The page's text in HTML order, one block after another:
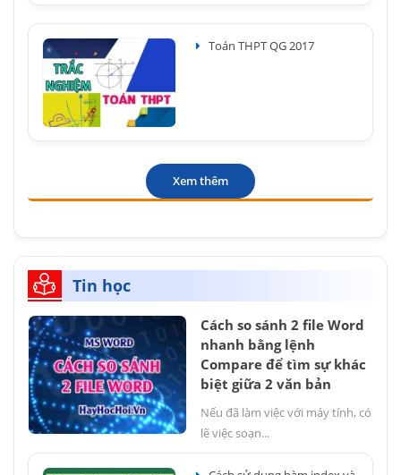
Toán THPT QG 2017
Xem thêm
Tin học
Cách so sánh 2 file Word
nhanh bằng lệnh
Compare để tìm sự khác
biệt giữa 2 văn bản
Nếu đã làm việc với máy tính, có
lẽ việc soạn...